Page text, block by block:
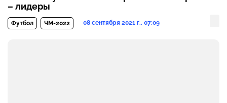
– лидеры
Футбол ЧМ-2022 08 сентября 2021 г., 07:09